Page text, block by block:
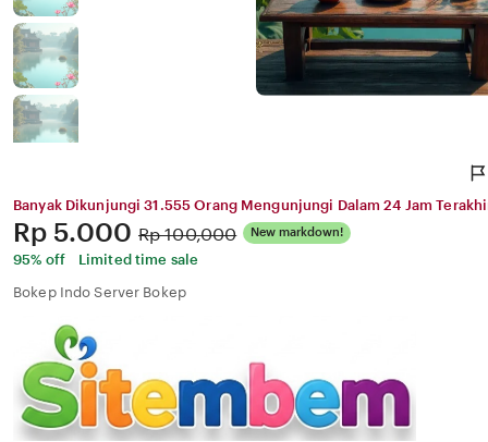
Banyak Dikunjungi 31.555 Orang Mengunjungi Dalam 24 Jam
Price:
Rp 5.000 Original
Price:
Rp 100,000 New markdown!
95% off
Limited time sale
Bokep Indo Server Bokep